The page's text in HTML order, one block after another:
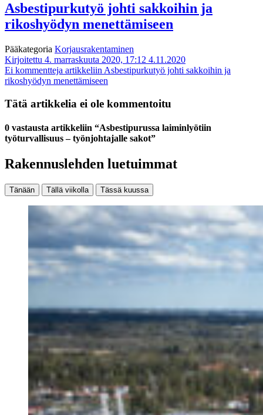
Asbestipurkutyö johti sakkoihin ja
rikoshyödyn menettämiseen
Pääkategoria Korjausrakentaminen
Kirjoitettu 4. marraskuuta 2020, 17:12 4.11.2020
Ei kommentteja artikkeliin Asbestipurkutyö johti sakkoihin ja
rikoshyödyn menettämiseen
Tätä artikkelia ei ole kommentoitu
0 vastausta artikkeliin “Asbestipurussa laiminlyötiin
työturvallisuus – työnjohtajalle sakot”
Rakennuslehden luetuimmat
Tänään Tällä viikolla Tässä kuussa